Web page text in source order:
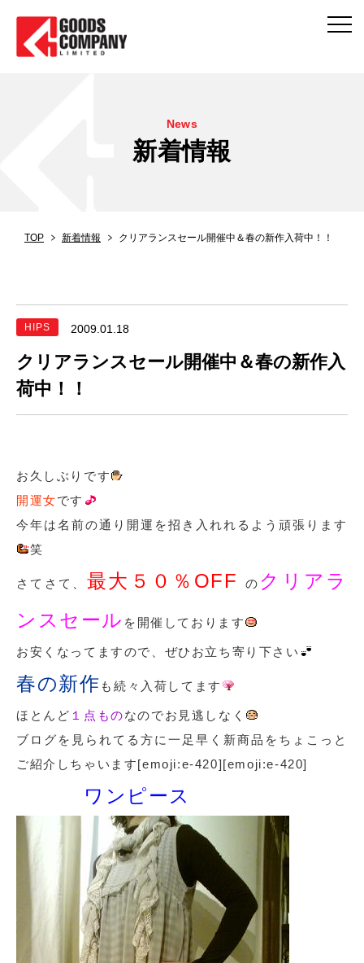
News
新着情報
TOP 新着情報 クリアランスセール開催中＆春の新作入荷中！！
HIPS 2009.01.18
クリアランスセール開催中＆春の新作入
荷中！！
お久しぶりです
開運女です
今年は名前の通り開運を招き入れれるよう頑張ります
笑
さてさて、 最大５０％OFF の クリアラ
ンスセール を開催しております
お安くなってますので、ぜひお立ち寄り下さい
春の新作 も続々入荷してます
ほとんど １点ものなのでお見逃しなく
ブログを見られてる方に一足早く新商品をちょこっと
ご紹介しちゃいます[emoji:e-420][emoji:e-420]
ワンピース